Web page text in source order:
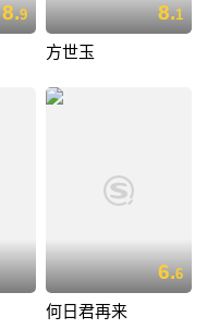
8.9 8.1
方世玉
6.6
何日君再来